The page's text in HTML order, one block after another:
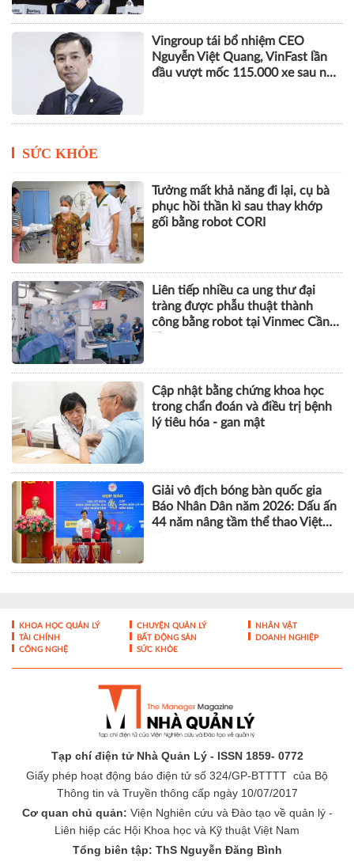
Vingroup tái bổ nhiệm CEO
Nguyễn Việt Quang, VinFast lần
đầu vượt mốc 115.000 xe sau nửa
SỨC KHỎE
Tưởng mất khả năng đi lại, cụ bà
phục hồi thần kì sau thay khớp
gối bằng robot CORI
Liên tiếp nhiều ca ung thư đại
tràng được phẫu thuật thành
công bằng robot tại Vinmec Cần
Cập nhật bằng chứng khoa học
trong chẩn đoán và điều trị bệnh
lý tiêu hóa - gan mật
Giải vô địch bóng bàn quốc gia
Báo Nhân Dân năm 2026: Dấu ấn
44 năm nâng tầm thể thao Việt
KHOA HỌC QUẢN LÝ CHUYỆN QUẢN LÝ
NHÂN VẬT
TÀI CHÍNH
BẤT ĐỘNG SẢN
DOANH NGHIỆP
CÔNG NGHỆ
SỨC KHỎE
Tạp chí điện tử Nhà Quản Lý - ISSN 1859- 0772
Giấy phép hoạt động báo điện tử số 324/GP-BTTTT của Bộ
Thông tin và Truyền thông cấp ngày 10/07/2017
Cơ quan chủ quản: Viện Nghiên cứu và Đào tạo về quản lý -
Liên hiệp các Hội Khoa học và Kỹ thuật Việt Nam
Tổng biên tập: ThS Nguyễn Đăng Bình